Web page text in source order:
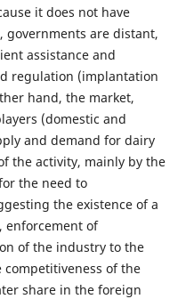
it does not have
governments are distant,
assistance and
regulation (implantation
hand, the market,
(domestic and
and demand for dairy
the activity, mainly by the
the need to
the existence of a
enforcement of
of the industry to the
of the
share in the foreign